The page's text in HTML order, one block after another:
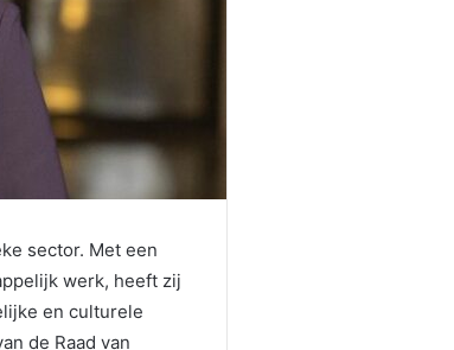
sector. Met een
werk, heeft zij
en culturele
de Raad van